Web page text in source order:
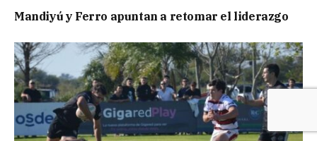
Mandiyú y Ferro apuntan a retomar el liderazgo